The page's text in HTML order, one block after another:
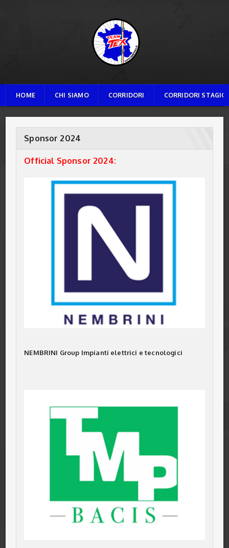
TEAM TEX
HOME CHI SIAMO CORRIDORI CORRIDORI
Sponsor 2024
Official Sponsor 2024:
NEMBRINI Group Impianti elettrici e tecnologici